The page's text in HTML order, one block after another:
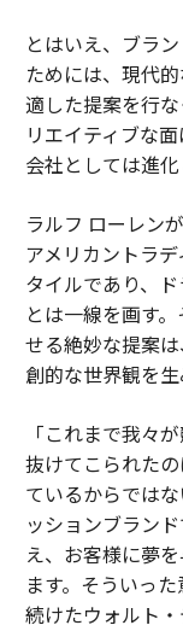
とはいえ、ブラ
ためには、現代
適した提案を行
リエイティブな
会社としては進
ラルフ ローレン
アメリカントラ
タイルであり、
とは一線を画す
せる絶妙な提案
創的な世界観を生
「これまで我々
抜けてこられた
ているからでは
ッションブラン
え、お客様に夢
ます。そういっ
続けたウォルト